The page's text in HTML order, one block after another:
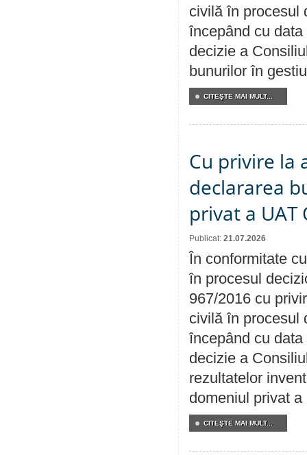
civilă în procesul
începând cu
decizie a
bunurilor în
CITEŞTE MAI MULT...
Cu privire la
declararea
privat a UAT
Publicat: 21.07.2026
În conformitate
în procesul
967/2016 cu
civilă în procesul
începând cu
decizie a
rezultatelor
domeniul privat a
CITEŞTE MAI MULT...